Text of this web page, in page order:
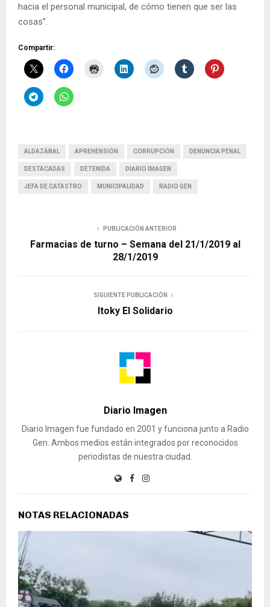
hacia el personal municipal, de cómo tienen que ser las
cosas”.
Compartir:
ALDAZÁBAL APREHENSIÓN CORRUPCIÓN DENUNCIA PENAL
DESTACADAS DETENIDA DIARIO IMAGEN
JEFA DE CATASTRO MUNICIPALIDAD RADIO GEN
PUBLICACIÓN ANTERIOR
Farmacias de turno – Semana del 21/1/2019 al
28/1/2019
SIGUIENTE PUBLICACIÓN
Itoky El Solidario
Diario Imagen
Diario Imagen fue fundado en 2001 y funciona junto a Radio
Gen. Ambos medios están integrados por reconocidos
periodistas de nuestra ciudad.
NOTAS RELACIONADAS